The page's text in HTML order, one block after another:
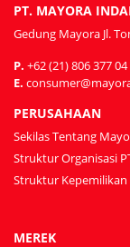
PT. MAYORA
Gedung Mayora Jl.
P. +62 (21) 806 377 04
E.
PERUSAHAAN
Sekilas Tentang
Struktur Organisasi
Struktur
MEREK